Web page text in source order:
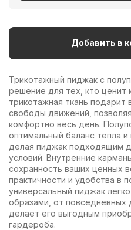
Добавить в
Трикотажный пиджак с
решение для тех, кто ценит
трикотажная ткань
свободы движений,
комфортно весь день.
оптимальный баланс тепла
делая пиджак подходящим
условий. Внутренние
сохранность ваших ценных
практичности и удобства в
универсальный пиджак
образами, от
делает его выгодным
гардероба.